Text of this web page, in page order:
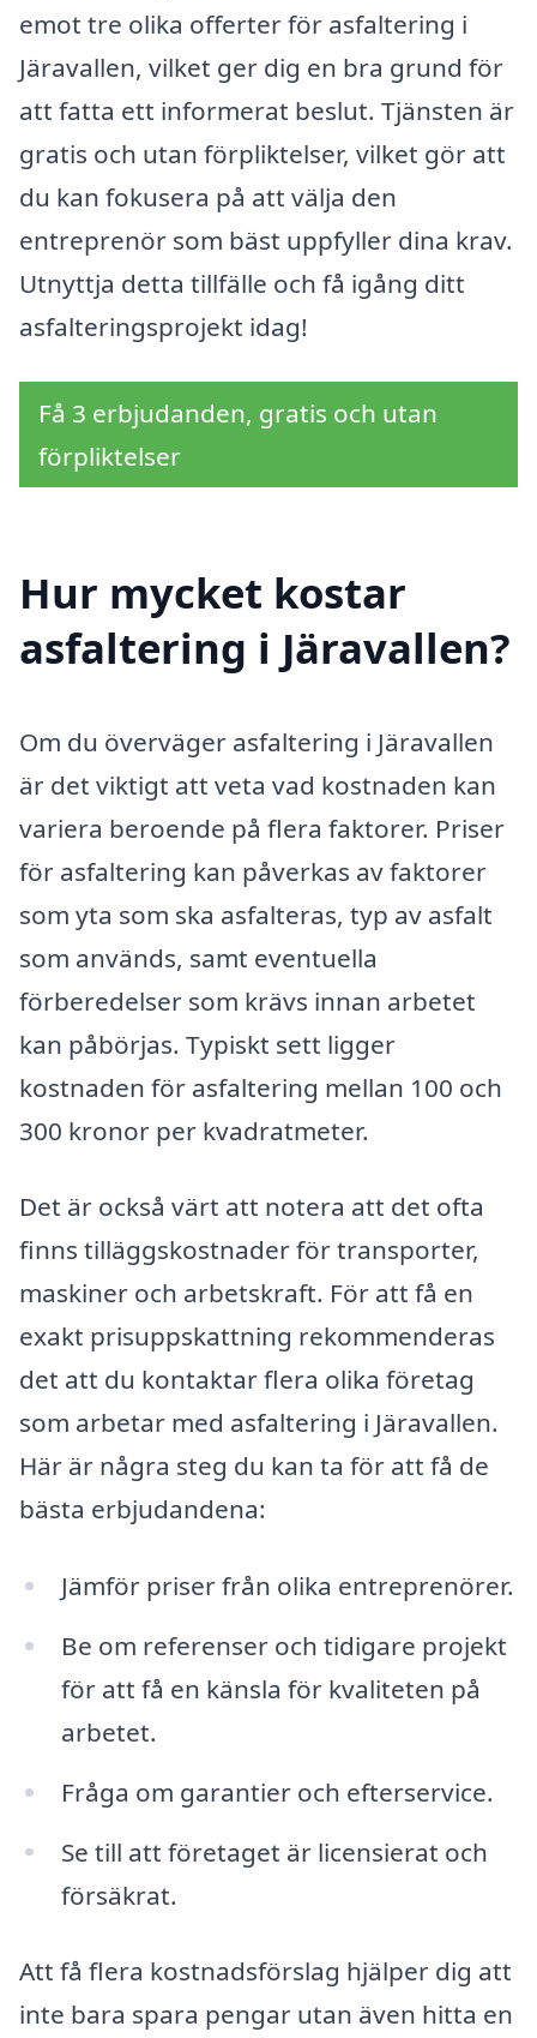
emot tre olika offerter för asfaltering i
Järavallen, vilket ger dig en bra grund för
att fatta ett informerat beslut. Tjänsten är
gratis och utan förpliktelser, vilket gör att
du kan fokusera på att välja den
entreprenör som bäst uppfyller dina krav.
Utnyttja detta tillfälle och få igång ditt
asfalteringsprojekt idag!
Få 3 erbjudanden, gratis och utan
förpliktelser
Hur mycket kostar
asfaltering i Järavallen?
Om du överväger asfaltering i Järavallen
är det viktigt att veta vad kostnaden kan
variera beroende på flera faktorer. Priser
för asfaltering kan påverkas av faktorer
som yta som ska asfalteras, typ av asfalt
som används, samt eventuella
förberedelser som krävs innan arbetet
kan påbörjas. Typiskt sett ligger
kostnaden för asfaltering mellan 100 och
300 kronor per kvadratmeter.
Det är också värt att notera att det ofta
finns tilläggskostnader för transporter,
maskiner och arbetskraft. För att få en
exakt prisuppskattning rekommenderas
det att du kontaktar flera olika företag
som arbetar med asfaltering i Järavallen.
Här är några steg du kan ta för att få de
bästa erbjudandena:
Jämför priser från olika entreprenörer.
Be om referenser och tidigare projekt
för att få en känsla för kvaliteten på
arbetet.
Fråga om garantier och efterservice.
Se till att företaget är licensierat och
försäkrat.
Att få flera kostnadsförslag hjälper dig att
inte bara spara pengar utan även hitta en